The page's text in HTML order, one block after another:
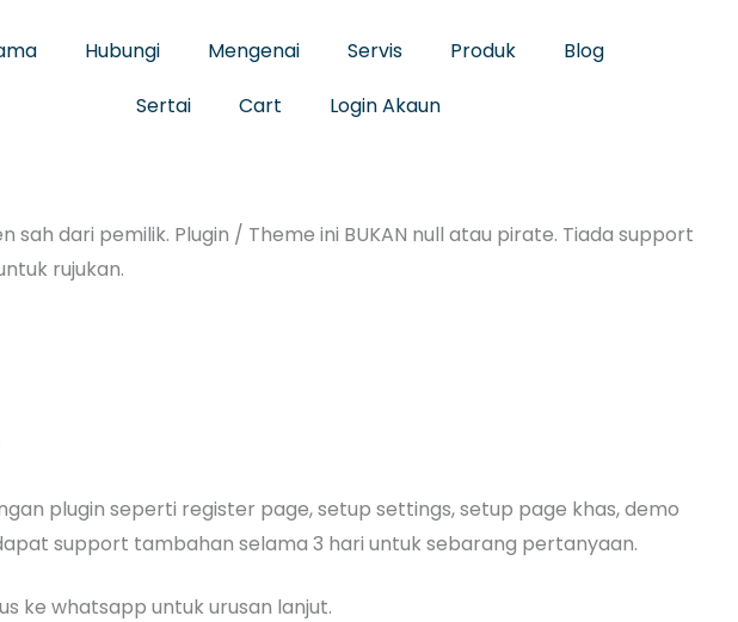
Hubungi Mengenai Servis Produk
Blog
Sertai
Cart Login Akaun
dari pemilik. Plugin / Theme ini BUKAN null atau pirate. Tiada support
rujukan.
plugin seperti register page, setup settings, setup page khas, demo
support tambahan selama 3 hari untuk sebarang pertanyaan.
ke whatsapp untuk urusan lanjut.